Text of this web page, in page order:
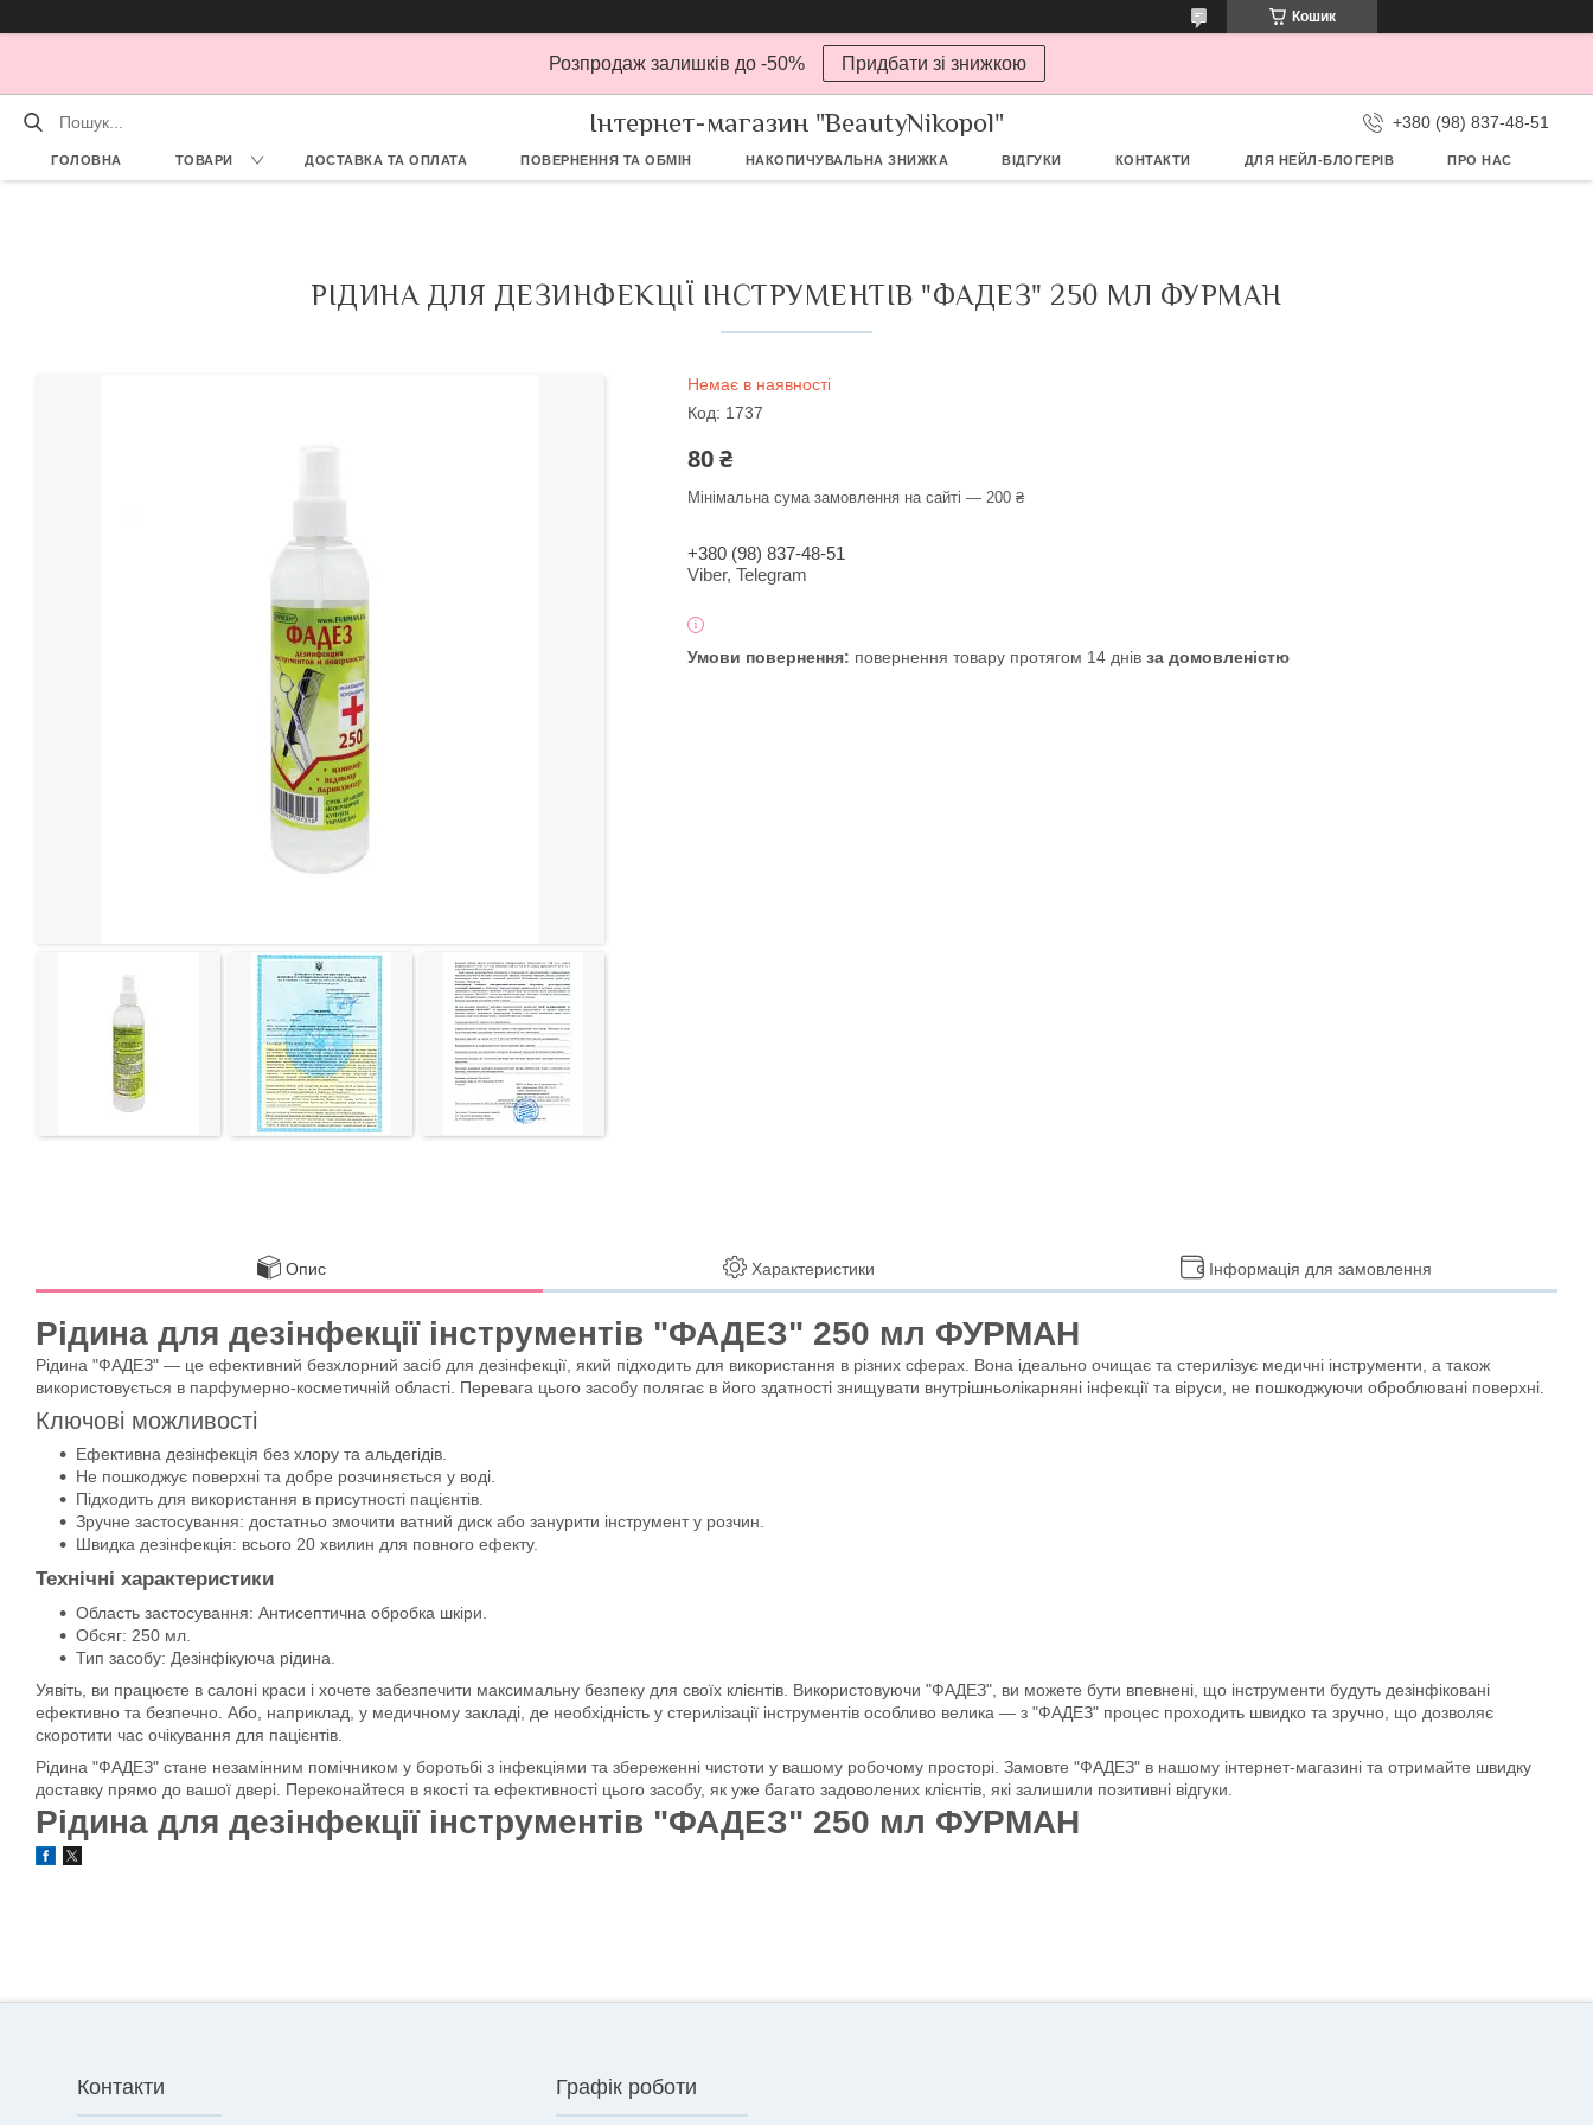
Кошик
Розпродаж залишків до -50% Придбати зі знижкою
Інтернет-магазин "BeautyNikopol" +380 (98) 837-48-51
ГОЛОВНА ТОВАРИ ДОСТАВКА ТА ОПЛАТА ПОВЕРНЕННЯ ТА ОБМІН НАКОПИЧУВАЛЬНА ЗНИЖКА ВІДГУКИ КОНТАКТИ ДЛЯ НЕЙЛ-БЛОГЕРІВ ПРО НАС
РІДИНА ДЛЯ ДЕЗИНФЕКЦІЇ ІНСТРУМЕНТІВ "ФАДЕЗ" 250 МЛ ФУРМАН
Немає в наявності
Код: 1737
80 ₴
Мінімальна сума замовлення на сайті — 200 ₴
+380 (98) 837-48-51
Viber, Telegram
повернення товару протягом 14 днів за домовленістю
Опис Характеристики Інформація для замовлення
Рідина для дезінфекції інструментів "ФАДЕЗ" 250 мл ФУРМАН
Рідина "ФАДЕЗ" — це ефективний безхлорний засіб для дезінфекції, який підходить для використання в різних сферах. Вона ідеально очищає та стерилізує медичні інструменти, а також
використовується в парфумерно-косметичній області. Перевага цього засобу полягає в його здатності знищувати внутрішньолікарняні інфекції та віруси, не пошкоджуючи оброблювані поверхні.
Ключові можливості
Ефективна дезінфекція без хлору та альдегідів.
Не пошкоджує поверхні та добре розчиняється у воді.
Підходить для використання в присутності пацієнтів.
Зручне застосування: достатньо змочити ватний диск або занурити інструмент у розчин.
Швидка дезінфекція: всього 20 хвилин для повного ефекту.
Технічні характеристики
Область застосування: Антисептична обробка шкіри.
Обсяг: 250 мл.
Тип засобу: Дезінфікуюча рідина.
Уявіть, ви працюєте в салоні краси і хочете забезпечити максимальну безпеку для своїх клієнтів. Використовуючи "ФАДЕЗ", ви можете бути впевнені, що інструменти будуть дезінфіковані
ефективно та безпечно. Або, наприклад, у медичному закладі, де необхідність у стерилізації інструментів особливо велика — з "ФАДЕЗ" процес проходить швидко та зручно, що дозволяє
скоротити час очікування для пацієнтів.
Рідина "ФАДЕЗ" стане незамінним помічником у боротьбі з інфекціями та збереженні чистоти у вашому робочому просторі. Замовте "ФАДЕЗ" в нашому інтернет-магазині та отримайте швидку
доставку прямо до вашої двері. Переконайтеся в якості та ефективності цього засобу, як уже багато задоволених клієнтів, які залишили позитивні відгуки.
Рідина для дезінфекції інструментів "ФАДЕЗ" 250 мл ФУРМАН
Контакти Графік роботи